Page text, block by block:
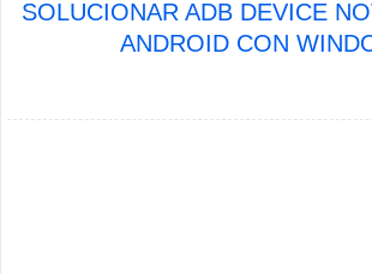
SOLUCIONAR ADB DEVICE
ANDROID CON